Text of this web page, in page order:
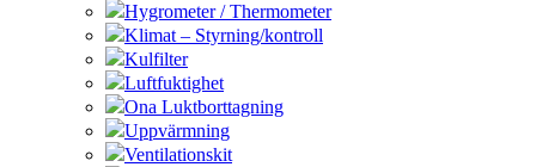
Hygrometer / Thermometer
Klimat – Styrning/kontroll
Kulfilter
Luftfuktighet
Ona Luktborttagning
Uppvärmning
Ventilationskit